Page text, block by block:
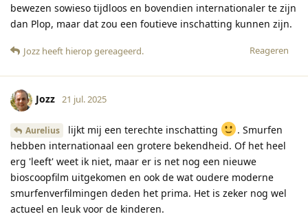
bewezen sowieso tijdloos en bovendien internationaler te zijn
dan Plop, maar dat zou een foutieve inschatting kunnen zijn.
Reageren
Jozz heeft hierop gereageerd.
Jozz 21 jul. 2025
Aurelius lijkt mij een terechte inschatting
. Smurfen
hebben internationaal een grotere bekendheid. Of het heel
erg 'leeft' weet ik niet, maar er is net nog een nieuwe
bioscoopfilm uitgekomen en ook de wat oudere moderne
smurfenverfilmingen deden het prima. Het is zeker nog wel
actueel en leuk voor de kinderen.